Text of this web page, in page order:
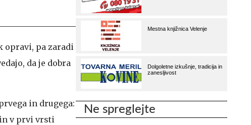
opravi, pa zaradi
da je dobra
in drugega:
v prvi vrsti
Ne spreglejte